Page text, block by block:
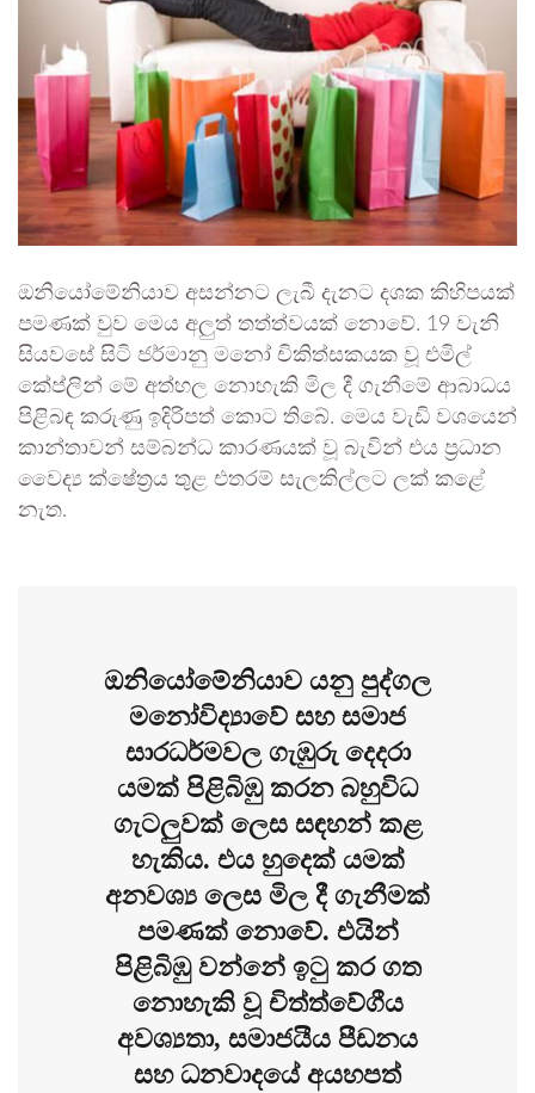
ඔනියෝමේනියාව අසන්නට ලැබී දැනට දශක කිහිපයක්
පමණක් වුව මෙය අලුත් තත්ත්වයක් නොවේ. 19 වැනි
සියවසේ සිටි ජර්මානු මනෝ චිකිත්සකයක වූ එමිල්
කේප්ලින් මේ අත්හල නොහැකි මිල දී ගැනීමේ ආබාධය
පිළිබඳ කරුණු ඉදිරිපත් කොට තිබේ. මෙය වැඩි වශයෙන්
කාන්තාවන් සම්බන්ධ කාරණයක් වූ බැවින් එය ප්‍රධාන
වෛද්‍ය ක්ෂේත්‍රය තුළ එතරම් සැලකිල්ලට ලක් කළේ
නැත.
ඔනියෝමේනියාව යනු පුද්ගල
මනෝවිද්‍යාවේ සහ සමාජ
සාරධර්මවල ගැඹුරු දෙදරා
යමක් පිළිබිඹු කරන බහුවිධ
ගැටලුවක් ලෙස සඳහන් කළ
හැකිය. එය හුදෙක් යමක්
අනවශ්‍ය ලෙස මිල දී ගැනීමක්
පමණක් නොවේ. එයින්
පිළිබිඹු වන්නේ ඉටු කර ගත
නොහැකි වූ චිත්ත්වේගීය
අවශ්‍යතා, සමාජයීය පීඩනය
සහ ධනවාදයේ අයහපත්